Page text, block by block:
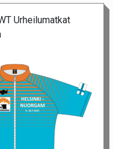
Urheilumatkat